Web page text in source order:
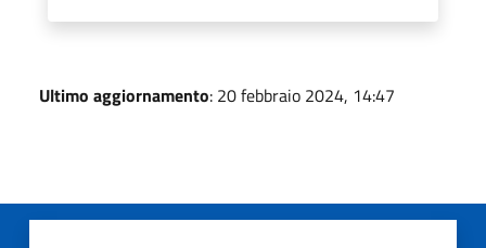
Ultimo aggiornamento: 20 febbraio 2024, 14:47